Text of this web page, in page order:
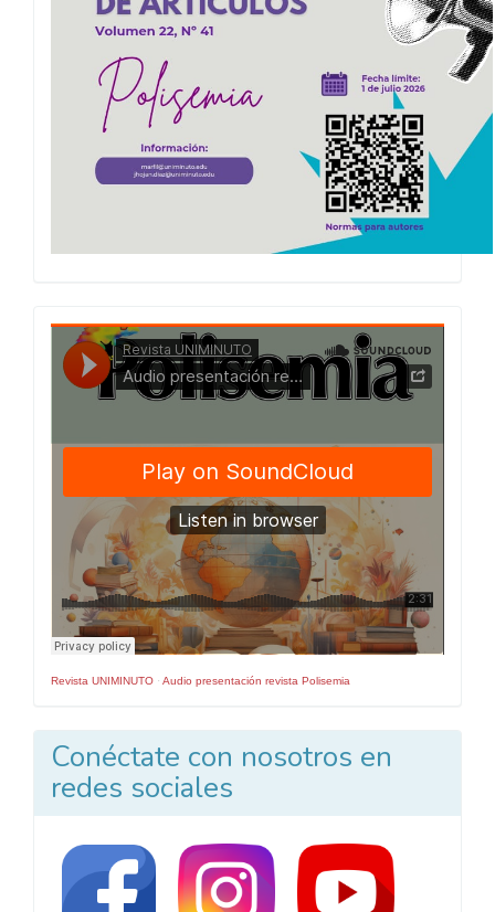
Presentacion
Numero
Revista UNIMINUTO · Audio presentación revista Polisemia
Conéctate con nosotros en
redes sociales